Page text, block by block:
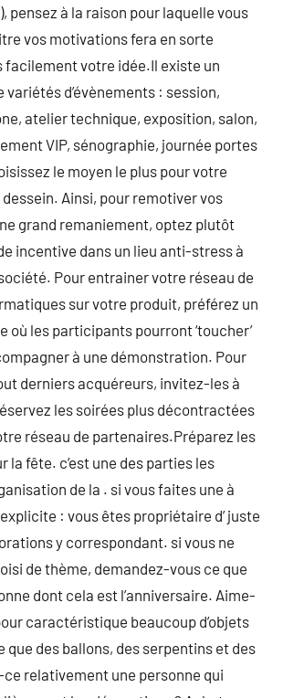
pensez à la raison pour laquelle vous
vos motivations fera en sorte
facilement votre idée.Il existe un
variétés d’évènements : session,
atelier technique, exposition, salon,
VIP, sénographie, journée portes
le moyen le plus pour votre
Ainsi, pour remotiver vos
grand remaniement, optez plutôt
incentive dans un lieu anti-stress à
Pour entrainer votre réseau de
sur votre produit, préférez un
où les participants pourront ‘toucher’
à une démonstration. Pour
derniers acquéreurs, invitez-les à
les soirées plus décontractées
réseau de partenaires.Préparez les
la fête. c’est une des parties les
de la . si vous faites une à
: vous êtes propriétaire d’ juste
y correspondant. si vous ne
de thème, demandez-vous ce que
dont cela est l’anniversaire. Aime-
caractéristique beaucoup d’objets
des ballons, des serpentins et des
relativement une personne qui